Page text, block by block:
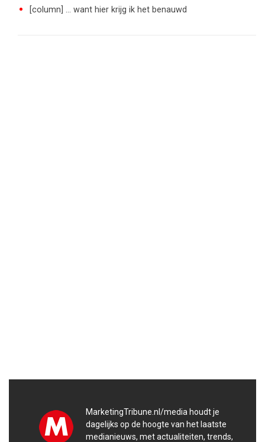
[column] ... want hier krijg ik het benauwd
MarketingTribune.nl/media houdt je
dagelijks op de hoogte van het laatste
medianieuws, met actualiteiten, trends,